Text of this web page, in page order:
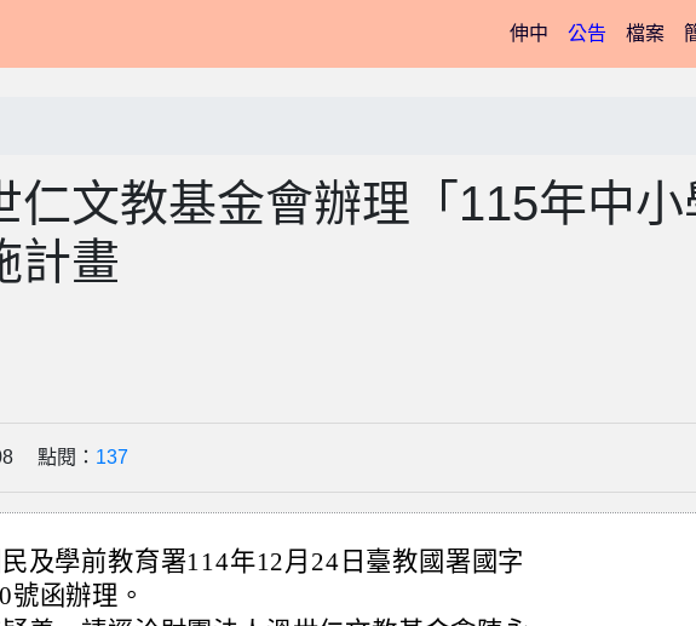
伸中(current)
公告 檔案
仁文教基金會辦理「115年中小
計畫
點閱： 137
及學前教育署114年12月24日臺教國署國字
號函辦理。